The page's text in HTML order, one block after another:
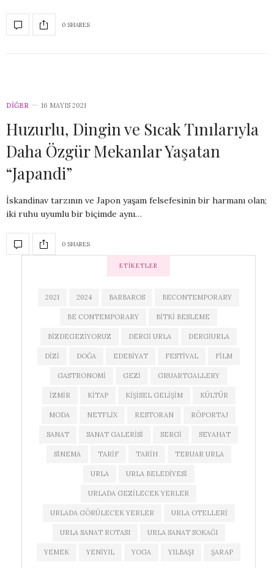
0 SHARES
DIĞER 16 MAYIS 2021
Huzurlu, Dingin ve Sıcak Tınılarıyla
Daha Özgür Mekanlar Yaşatan
“Japandi”
İskandinav tarzının ve Japon yaşam felsefesinin bir harmanı olan;
iki ruhu uyumlu bir biçimde aynı…
0 SHARES
ETIKETLER
2021 2024 BARBAROS BECONTEMPORARY
BE CONTEMPORARY BITKI BESLEME
BIZDEGEZIYORUZ DERGI URLA DERGIURLA
DIZI DOĞA EDEBIYAT FESTIVAL FILM
GASTRONOMI GEZI GRUARTGALLERY
IZMIR KITAP KIŞISEL GELIŞIM KÜLTÜR
MODA NETFLIX RESTORAN RÖPORTAJ
SANAT SANAT GALERISI SERGI SEYAHAT
SINEMA TARIF TARIH TERUAR URLA
URLA URLA BELEDIYESI
URLADA GEZILECEK YERLER
URLADA GÖRÜLECEK YERLER URLA OTELLERI
URLA SANAT ROTASI URLA SANAT SOKAĞI
YEMEK YENIYIL YOGA YILBAŞI ŞARAP